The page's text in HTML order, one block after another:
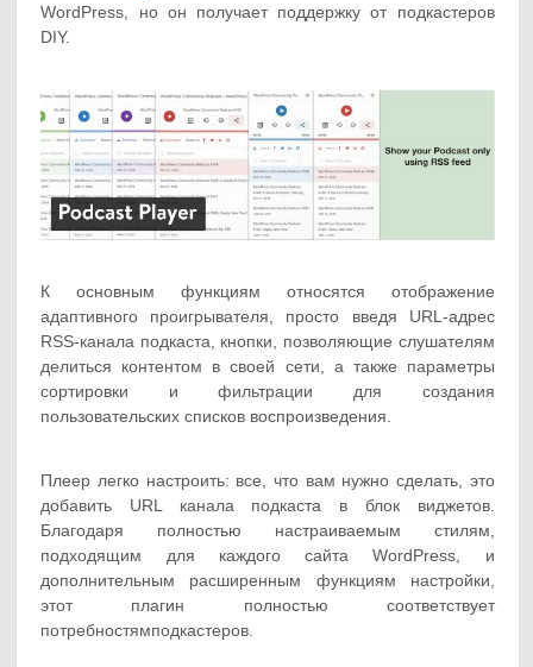
WordPress, но он получает поддержку от подкастеров
DIY.
К основным функциям относятся отображение
адаптивного проигрывателя, просто введя URL-адрес
RSS-канала подкаста, кнопки, позволяющие слушателям
делиться контентом в своей сети, а также параметры
сортировки и фильтрации для создания
пользовательских списков воспроизведения.
Плеер легко настроить: все, что вам нужно сделать, это
добавить URL канала подкаста в блок виджетов.
Благодаря полностью настраиваемым стилям,
подходящим для каждого сайта WordPress, и
дополнительным расширенным функциям настройки,
этот плагин полностью соответствует
потребностямподкастеров.